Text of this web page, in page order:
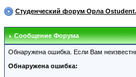
Студенческий форум Орла
Сообщение Форума
Обнаружена ошибка. Если Вам
Обнаружена ошибка: